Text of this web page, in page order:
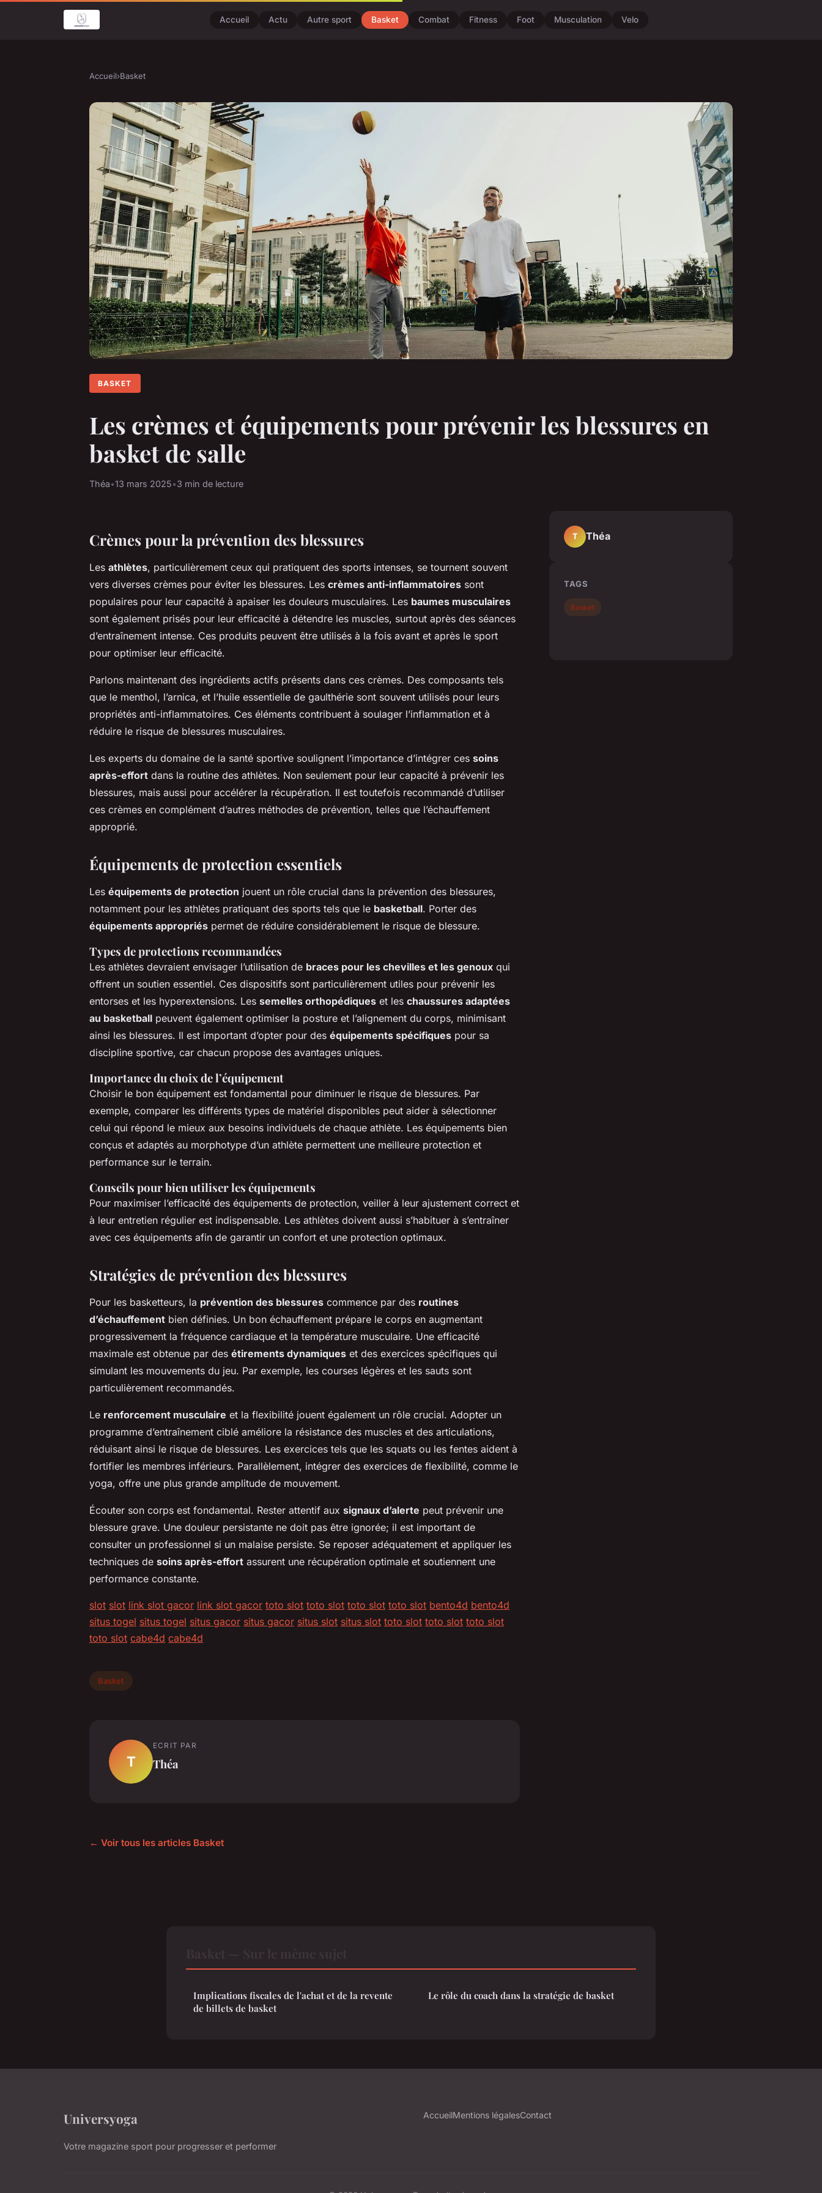
Accueil Actu Autre sport Basket Combat Fitness Foot Musculation Velo
Accueil›Basket
BASKET
Les crèmes et équipements pour prévenir les blessures en
basket de salle
Théa•13 mars 2025•3 min de lecture
Crèmes pour la prévention des blessures
Les athlètes, particulièrement ceux qui pratiquent des sports intenses, se tournent souvent
vers diverses crèmes pour éviter les blessures. Les crèmes anti-inflammatoires sont
populaires pour leur capacité à apaiser les douleurs musculaires. Les baumes musculaires
sont également prisés pour leur efficacité à détendre les muscles, surtout après des séances
d’entraînement intense. Ces produits peuvent être utilisés à la fois avant et après le sport
pour optimiser leur efficacité.
Parlons maintenant des ingrédients actifs présents dans ces crèmes. Des composants tels
que le menthol, l’arnica, et l’huile essentielle de gaulthérie sont souvent utilisés pour leurs
propriétés anti-inflammatoires. Ces éléments contribuent à soulager l’inflammation et à
réduire le risque de blessures musculaires.
Les experts du domaine de la santé sportive soulignent l’importance d’intégrer ces soins
après-effort dans la routine des athlètes. Non seulement pour leur capacité à prévenir les
blessures, mais aussi pour accélérer la récupération. Il est toutefois recommandé d’utiliser
ces crèmes en complément d’autres méthodes de prévention, telles que l’échauffement
approprié.
Équipements de protection essentiels
Les équipements de protection jouent un rôle crucial dans la prévention des blessures,
notamment pour les athlètes pratiquant des sports tels que le basketball. Porter des
équipements appropriés permet de réduire considérablement le risque de blessure.
Types de protections recommandées
Les athlètes devraient envisager l’utilisation de braces pour les chevilles et les genoux qui
offrent un soutien essentiel. Ces dispositifs sont particulièrement utiles pour prévenir les
entorses et les hyperextensions. Les semelles orthopédiques et les chaussures adaptées
au basketball peuvent également optimiser la posture et l’alignement du corps, minimisant
ainsi les blessures. Il est important d’opter pour des équipements spécifiques pour sa
discipline sportive, car chacun propose des avantages uniques.
Importance du choix de l’équipement
Choisir le bon équipement est fondamental pour diminuer le risque de blessures. Par
exemple, comparer les différents types de matériel disponibles peut aider à sélectionner
celui qui répond le mieux aux besoins individuels de chaque athlète. Les équipements bien
conçus et adaptés au morphotype d’un athlète permettent une meilleure protection et
performance sur le terrain.
Conseils pour bien utiliser les équipements
Pour maximiser l’efficacité des équipements de protection, veiller à leur ajustement correct et
à leur entretien régulier est indispensable. Les athlètes doivent aussi s’habituer à s’entraîner
avec ces équipements afin de garantir un confort et une protection optimaux.
Stratégies de prévention des blessures
Pour les basketteurs, la prévention des blessures commence par des routines
d’échauffement bien définies. Un bon échauffement prépare le corps en augmentant
progressivement la fréquence cardiaque et la température musculaire. Une efficacité
maximale est obtenue par des étirements dynamiques et des exercices spécifiques qui
simulant les mouvements du jeu. Par exemple, les courses légères et les sauts sont
particulièrement recommandés.
Le renforcement musculaire et la flexibilité jouent également un rôle crucial. Adopter un
programme d’entraînement ciblé améliore la résistance des muscles et des articulations,
réduisant ainsi le risque de blessures. Les exercices tels que les squats ou les fentes aident à
fortifier les membres inférieurs. Parallèlement, intégrer des exercices de flexibilité, comme le
yoga, offre une plus grande amplitude de mouvement.
Écouter son corps est fondamental. Rester attentif aux signaux d’alerte peut prévenir une
blessure grave. Une douleur persistante ne doit pas être ignorée; il est important de
consulter un professionnel si un malaise persiste. Se reposer adéquatement et appliquer les
techniques de soins après-effort assurent une récupération optimale et soutiennent une
performance constante.
slot slot link slot gacor link slot gacor toto slot toto slot toto slot toto slot bento4d bento4d
situs togel situs togel situs gacor situs gacor situs slot situs slot toto slot toto slot toto slot
toto slot cabe4d cabe4d
Basket
T
ECRIT PAR
Théa
← Voir tous les articles Basket
T Théa
TAGS
Basket
Implications fiscales de l'achat et de la revente
de billets de basket
Le rôle du coach dans la stratégie de basket
Universyoga
Votre magazine sport pour progresser et performer
AccueilMentions légalesContact